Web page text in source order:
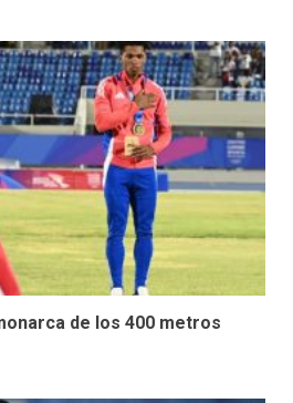
de los 400 metros